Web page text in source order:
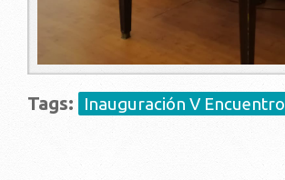
Tags: Inauguración V Encuentro